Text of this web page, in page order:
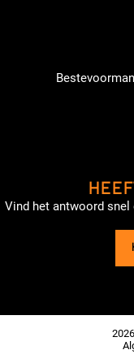
Vind het antwoord